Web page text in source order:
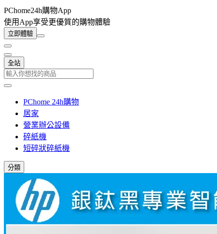
PChome24h購物App
使用App享受更優質的購物體驗
立即體驗
全站
PChome 24h購物
居家
營業辦公設備
碎紙機
短碎狀碎紙機
分類